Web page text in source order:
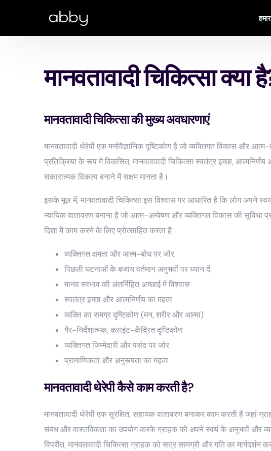
एबी
मानवतावादी चिकित्सा क्या
मानवतावादी चिकित्सा की मुख्य अवधारणाएं
मानवतावादी थेरेपी एक मनोवैज्ञानिक दृष्टिकोण है जो व्यक्तिगत विकास और
प्रतिक्रिया के रूप में विकसित, मानवतावादी चिकित्सा स्वतंत्र इच्छा,
सकारात्मक विकल्प बनाने में सक्षम मानता है।
इसके मूल में, मानवतावादी चिकित्सा इस विश्वास पर आधारित है कि लोग
न्यायिक वातावरण बनाना है जो आत्म-अन्वेषण और व्यक्तिगत विकास की सुविधा
दिशा में काम करने के लिए प्रोत्साहित करता है।
व्यक्तिगत क्षमता और आत्म-बोध पर जोर
पिछली घटनाओं के बजाय वर्तमान अनुभवों पर ध्यान दें
मानव स्वभाव की अंतर्निहित अच्छाई में विश्वास
स्वतंत्र इच्छा और आत्मनिर्णय का महत्व
व्यक्ति का समग्र दृष्टिकोण (मन, शरीर और आत्मा)
गैर-निर्देशात्मक, क्लाइंट-केंद्रित दृष्टिकोण
व्यक्तिगत जिम्मेदारी और पसंद पर जोर
प्रामाणिकता और अनुरूपता का महत्व
मानवतावादी थेरेपी कैसे काम करती है?
मानवतावादी थेरेपी एक सुरक्षित, सहायक वातावरण बनाकर काम करती है जहां
संबंध और वास्तविकता का उपयोग करके ग्राहक को अपने स्वयं के अनुभवों और
विपरीत, मानवतावादी चिकित्सा ग्राहक को सत्र सामग्री और गति का मार्गदर्शन